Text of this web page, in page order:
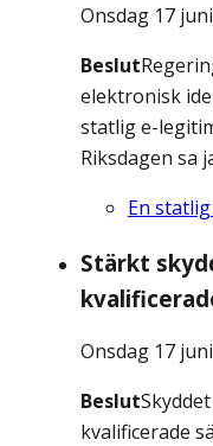
Onsdag 17 juni
Beslut
elektronisk
statlig e-
Riksdagen sa
En
Stärkt
Onsdag 17 juni
Beslut
kvalificerade